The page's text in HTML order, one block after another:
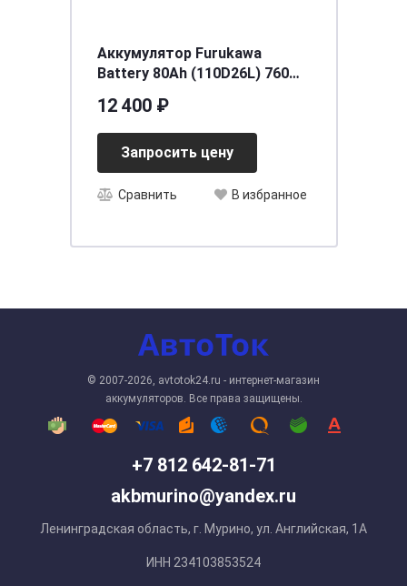
Аккумулятор Furukawa
Battery 80Ah (110D26L) 760
12 400 ₽
Запросить цену
Сравнить В избранное
+7 812 642-81-71
akbmurino@yandex.ru
Ленинградская область, г. Мурино, ул. Английская, 1А
ИНН 234103853524
© 2007-2026, avtotok24.ru - интернет-магазин
аккумуляторов. Все права защищены.